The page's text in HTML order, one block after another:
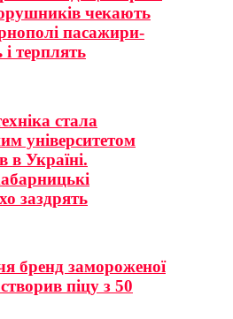
чекають
пасажири-
терплять
стала
університетом
в Україні.
заздрять
бренд замороженої
піцу з 50